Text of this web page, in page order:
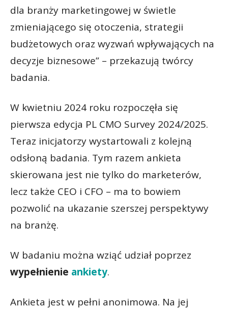
dla branży marketingowej w świetle
zmieniającego się otoczenia, strategii
budżetowych oraz wyzwań wpływających na
decyzje biznesowe” – przekazują twórcy
badania.
W kwietniu 2024 roku rozpoczęła się
pierwsza edycja PL CMO Survey 2024/2025.
Teraz inicjatorzy wystartowali z kolejną
odsłoną badania. Tym razem ankieta
skierowana jest nie tylko do marketerów,
lecz także CEO i CFO – ma to bowiem
pozwolić na ukazanie szerszej perspektywy
na branżę.
W badaniu można wziąć udział poprzez
wypełnienie ankiety.
Ankieta jest w pełni anonimowa. Na jej